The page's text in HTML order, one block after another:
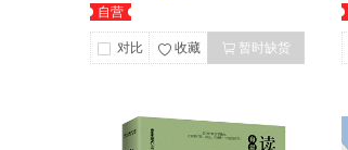
自营
对比 收藏 暂时缺货